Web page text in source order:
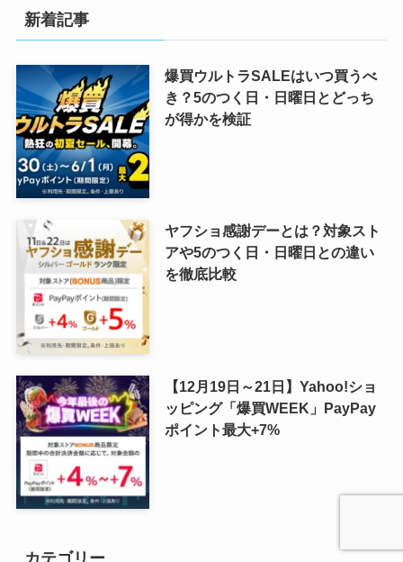
新着記事
爆買ウルトラSALEはいつ買うべ
き？5のつく日・日曜日とどっち
が得かを検証
ヤフショ感謝デーとは？対象スト
アや5のつく日・日曜日との違い
を徹底比較
【12月19日～21日】Yahoo!ショ
ッピング「爆買WEEK」PayPay
ポイント最大+7%